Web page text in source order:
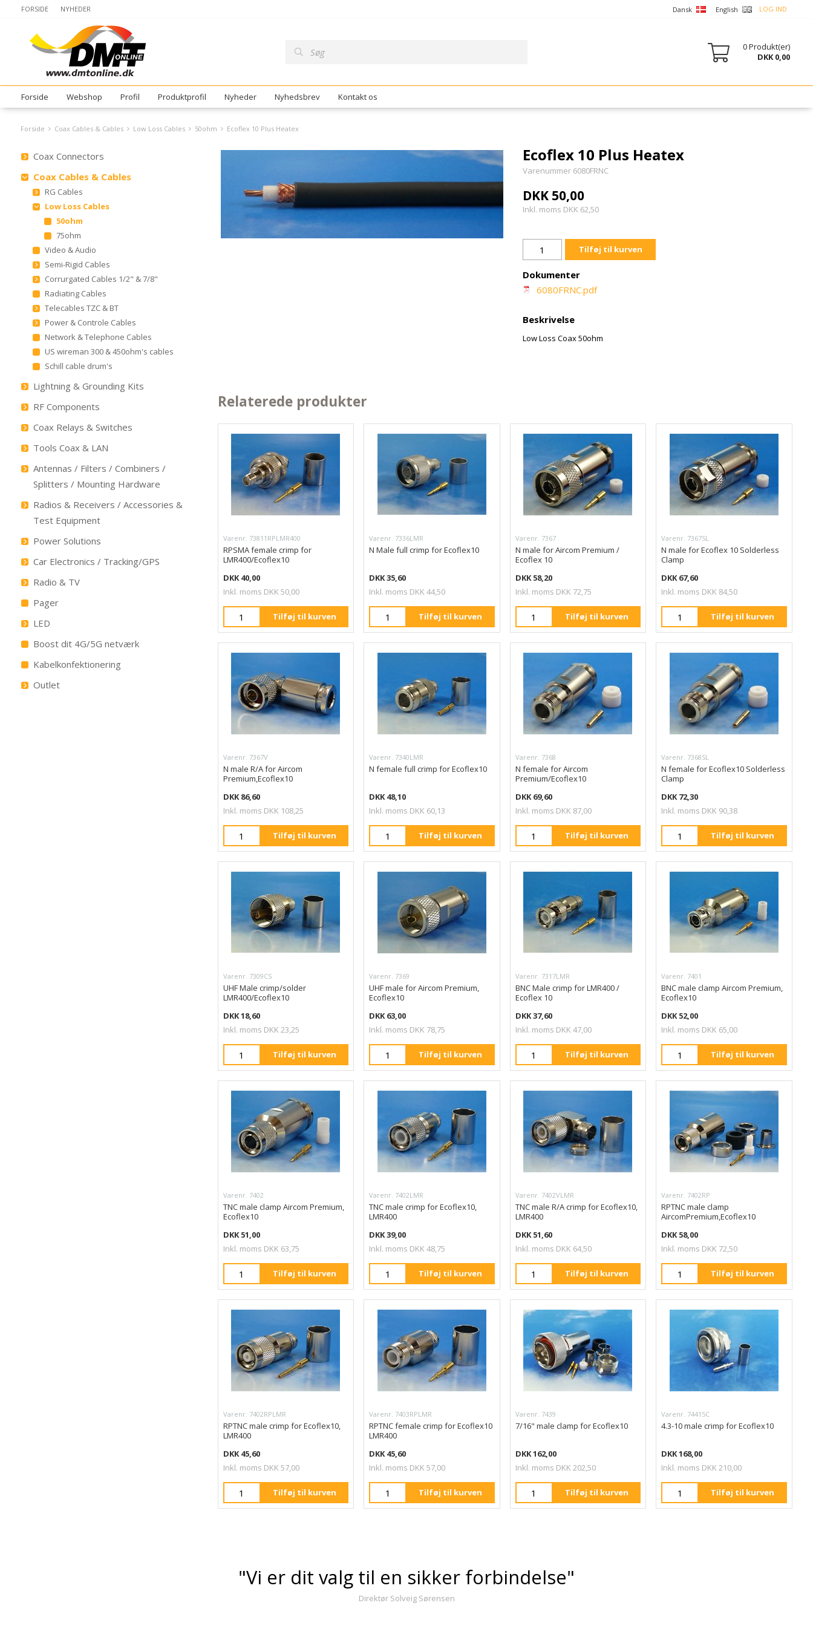
LOG IND
Dansk English
FORSIDE NYHEDER
0Produkt(er)
DKK 0,00
Forside Webshop Profil Produktprofil Nyheder Nyhedsbrev Kontakt os
Forside Coax Cables & Cables Low Loss Cables 50ohm Ecoflex 10 Plus Heatex
Coax Connectors
Coax Cables & Cables
RG Cables
Low Loss Cables
50ohm
75ohm
Video & Audio
Semi-Rigid Cables
Corrurgated Cables 1/2" & 7/8"
Radiating Cables
Telecables TZC & BT
Power & Controle Cables
Network & Telephone Cables
US wireman 300 & 450ohm's cables
Schill cable drum's
Lightning & Grounding Kits
RF Components
Coax Relays & Switches
Tools Coax & LAN
Antennas / Filters / Combiners /
Splitters / Mounting Hardware
Radios & Receivers / Accessories &
Test Equipment
Power Solutions
Car Electronics / Tracking/GPS
Radio & TV
Pager
LED
Boost dit 4G/5G netværk
Kabelkonfektionering
Outlet
Ecoflex 10 Plus Heatex
Varenummer 6080FRNC
DKK 50,00
Inkl. moms DKK 62,50
Tilføj til kurven
Dokumenter
6080FRNC.pdf
Beskrivelse
Low Loss Coax 50ohm
Relaterede produkter
Varenr. 73811RPLMR400
RPSMA female crimp for
LMR400/Ecoflex10
DKK 40,00
Inkl. moms DKK 50,00
Tilføj til kurven
Varenr. 7336LMR
N Male full crimp for Ecoflex10
DKK 35,60
Inkl. moms DKK 44,50
Tilføj til kurven
Varenr. 7367
N male for Aircom Premium /
Ecoflex 10
DKK 58,20
Inkl. moms DKK 72,75
Tilføj til kurven
Varenr. 7367SL
N male for Ecoflex 10 Solderless
Clamp
DKK 67,60
Inkl. moms DKK 84,50
Tilføj til kurven
Varenr. 7367V
N male R/A for Aircom
Premium,Ecoflex10
DKK 86,60
Inkl. moms DKK 108,25
Tilføj til kurven
Varenr. 7340LMR
N female full crimp for Ecoflex10
DKK 48,10
Inkl. moms DKK 60,13
Tilføj til kurven
Varenr. 7368
N female for Aircom
Premium/Ecoflex10
DKK 69,60
Inkl. moms DKK 87,00
Tilføj til kurven
Varenr. 7368SL
N female for Ecoflex10 Solderless
Clamp
DKK 72,30
Inkl. moms DKK 90,38
Tilføj til kurven
Varenr. 7309CS
UHF Male crimp/solder
LMR400/Ecoflex10
DKK 18,60
Inkl. moms DKK 23,25
Tilføj til kurven
Varenr. 7369
UHF male for Aircom Premium,
Ecoflex10
DKK 63,00
Inkl. moms DKK 78,75
Tilføj til kurven
Varenr. 7317LMR
BNC Male crimp for LMR400 /
Ecoflex 10
DKK 37,60
Inkl. moms DKK 47,00
Tilføj til kurven
Varenr. 7401
BNC male clamp Aircom Premium,
Ecoflex10
DKK 52,00
Inkl. moms DKK 65,00
Tilføj til kurven
Varenr. 7402
TNC male clamp Aircom Premium,
Ecoflex10
DKK 51,00
Inkl. moms DKK 63,75
Tilføj til kurven
Varenr. 7402LMR
TNC male crimp for Ecoflex10,
LMR400
DKK 39,00
Inkl. moms DKK 48,75
Tilføj til kurven
Varenr. 7402VLMR
TNC male R/A crimp for Ecoflex10,
LMR400
DKK 51,60
Inkl. moms DKK 64,50
Tilføj til kurven
Varenr. 7402RP
RPTNC male clamp
AircomPremium,Ecoflex10
DKK 58,00
Inkl. moms DKK 72,50
Tilføj til kurven
Varenr. 7402RPLMR
RPTNC male crimp for Ecoflex10,
LMR400
DKK 45,60
Inkl. moms DKK 57,00
Tilføj til kurven
Varenr. 7403RPLMR
RPTNC female crimp for Ecoflex10
LMR400
DKK 45,60
Inkl. moms DKK 57,00
Tilføj til kurven
Varenr. 7439
7/16" male clamp for Ecoflex10
DKK 162,00
Inkl. moms DKK 202,50
Tilføj til kurven
Varenr. 74415C
4.3-10 male crimp for Ecoflex10
DKK 168,00
Inkl. moms DKK 210,00
Tilføj til kurven
"Vi er dit valg til en sikker forbindelse"
Direktør Solveig Sørensen